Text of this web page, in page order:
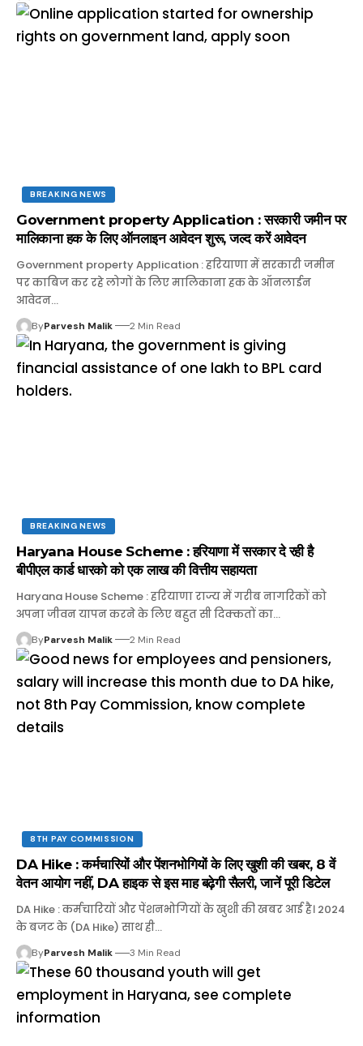
BREAKING NEWS
Government property Application : सरकारी जमीन पर
मालिकाना हक के लिए ऑनलाइन आवेदन शुरू, जल्द करें आवेदन
Government property Application : हरियाणा में सरकारी जमीन
पर काबिज कर रहे लोगों के लिए मालिकाना हक के ऑनलाईन
आवेदन…
ByParvesh Malik 2 Min Read
BREAKING NEWS
Haryana House Scheme : हरियाणा में सरकार दे रही है
बीपीएल कार्ड धारको को एक लाख की वित्तीय सहायता
Haryana House Scheme : हरियाणा राज्य में गरीब नागरिकों को
अपना जीवन यापन करने के लिए बहुत सी दिक्कतों का…
ByParvesh Malik 2 Min Read
8TH PAY COMMISSION
DA Hike : कर्मचारियों और पेंशनभोगियों के लिए खुशी की खबर, 8 वें
वेतन आयोग नहीं, DA हाइक से इस माह बढ़ेगी सैलरी, जानें पूरी डिटेल
DA Hike : कर्मचारियों और पेंशनभोगियों के खुशी की खबर आई है। 2024
के बजट के (DA Hike) साथ ही…
ByParvesh Malik 3 Min Read